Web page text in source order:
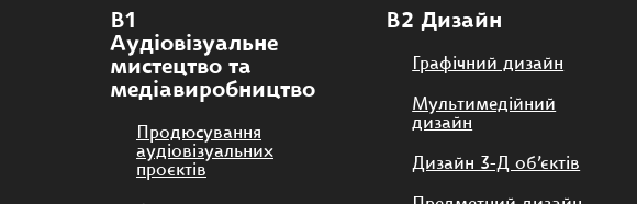
future generations of artists and
designers.
В1
Аудіовізуальне
мистецтво та
медіавиробництво
Продюсування
аудіовізуальних
проєктів
В2 Дизайн
Графічний дизайн
Мультимедійний
дизайн
Дизайн 3-Д об’єктів